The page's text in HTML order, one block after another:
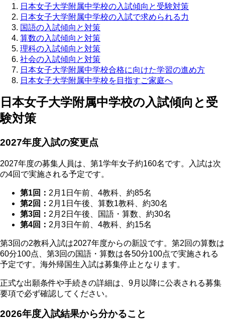
日本女子大学附属中学校の入試傾向と受験対策
日本女子大学附属中学校の入試で求められる力
国語の入試傾向と対策
算数の入試傾向と対策
理科の入試傾向と対策
社会の入試傾向と対策
日本女子大学附属中学校合格に向けた学習の進め方
日本女子大学附属中学校を目指すご家庭へ
日本女子大学附属中学校の入試傾向と受
験対策
2027年度入試の変更点
2027年度の募集人員は、第1学年女子約160名です。入試は次
の4回で実施される予定です。
第1回： 2月1日午前、4教科、約85名
第2回： 2月1日午後、算数1教科、約30名
第3回： 2月2日午後、国語・算数、約30名
第4回： 2月3日午前、4教科、約15名
第3回の2教科入試は2027年度からの新設です。 第2回の算数は
60分100点、第3回の国語・算数は各50分100点で実施される
予定です。海外帰国生入試は募集停止となります。
正式な出願条件や手続きの詳細は、9月以降に公表される募集
要項で必ず確認してください。
2026年度入試結果から分かること